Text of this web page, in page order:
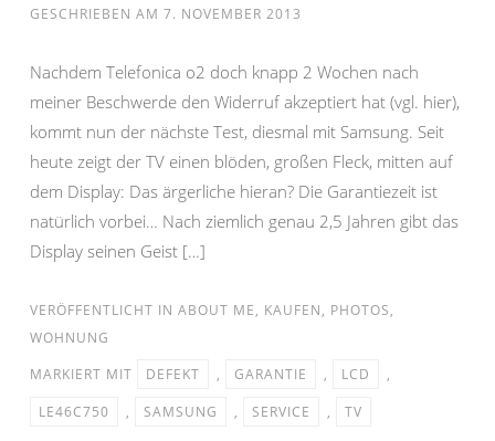
GESCHRIEBEN AM 7. NOVEMBER 2013
Nachdem Telefonica o2 doch knapp 2 Wochen nach
meiner Beschwerde den Widerruf akzeptiert hat (vgl. hier),
kommt nun der nächste Test, diesmal mit Samsung. Seit
heute zeigt der TV einen blöden, großen Fleck, mitten auf
dem Display: Das ärgerliche hieran? Die Garantiezeit ist
natürlich vorbei… Nach ziemlich genau 2,5 Jahren gibt das
Display seinen Geist […]
VERÖFFENTLICHT IN ABOUT ME, KAUFEN, PHOTOS,
WOHNUNG
MARKIERT MIT
DEFEKT , GARANTIE , LCD
,
LE46C750
, SAMSUNG , SERVICE , TV